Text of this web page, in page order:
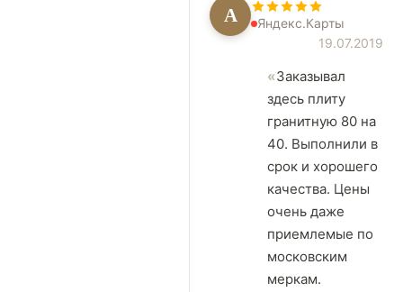
А
Яндекс.Карты
19.07.2019
Заказывал
здесь плиту
гранитную 80 на
40. Выполнили в
срок и хорошего
качества. Цены
очень даже
приемлемые по
московским
меркам.